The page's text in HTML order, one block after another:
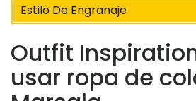
Estilo De Engranaje
Outfit
usar ropa de